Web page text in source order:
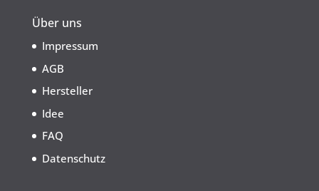
Über uns
Impressum
AGB
Hersteller
Idee
FAQ
Datenschutz